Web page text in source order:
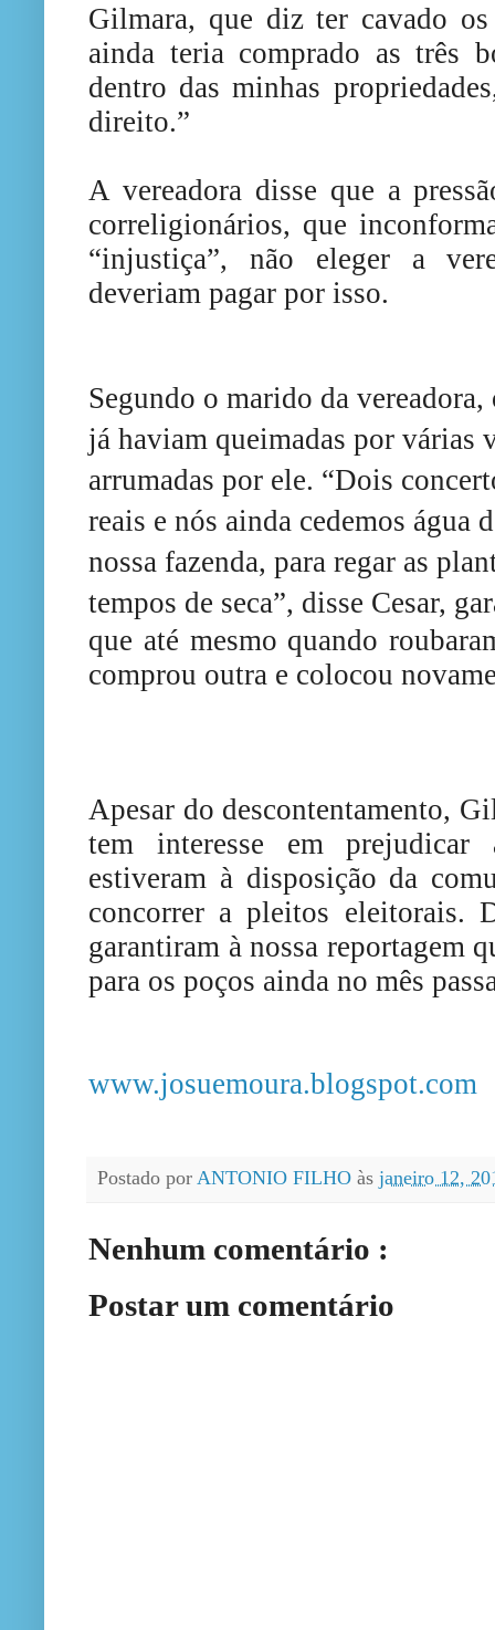
Gilmara, que diz ter cavado
ainda teria comprado as três
dentro das minhas
direito.”
A vereadora disse que a
correligionários, que
“injustiça”, não eleger a
deveriam pagar por isso.
Segundo o marido da
já haviam queimadas por várias
arrumadas por ele. “Dois
reais e nós ainda cedemos água
nossa fazenda, para regar as
tempos de seca”, disse Cesar,
que até mesmo quando
comprou outra e colocou
Apesar do descontentamento,
tem interesse em
estiveram à disposição da
concorrer a pleitos eleitorais.
garantiram à nossa reportagem
para os poços ainda no mês
www.josuemoura.blogspot.com
Postado por ANTONIO FILHO às janeiro 12,
Nenhum comentário :
Postar um comentário